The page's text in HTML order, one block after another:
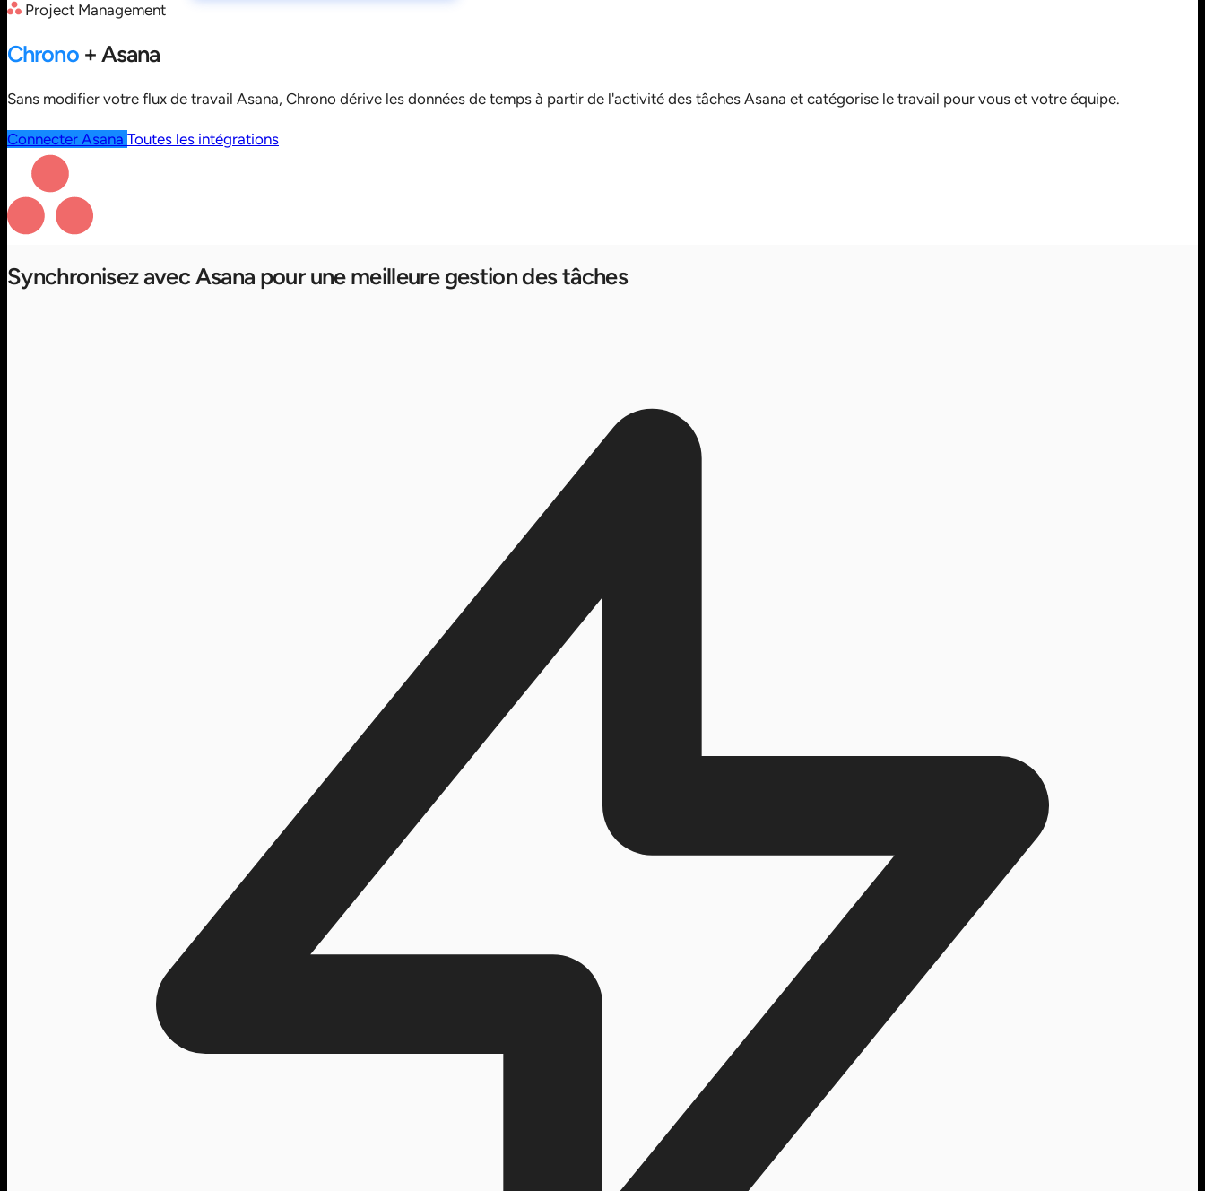
Project Management
Chrono+ Asana
Sans modifier votre flux de travail Asana, Chrono dérive les données de temps à partir de l'activité des tâches Asana et catégorise le travail pour vous et votre équipe.
Connecter Asana Toutes les intégrations
Synchronisez avec Asana pour une meilleure gestion des tâches